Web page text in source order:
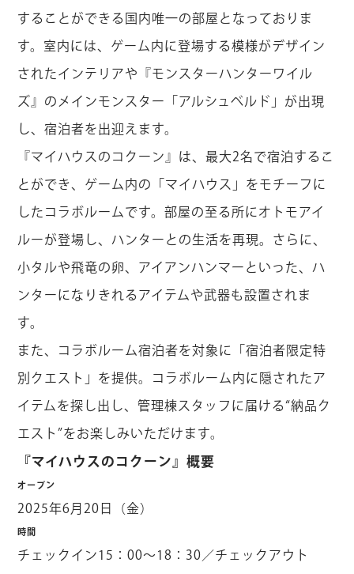
することができる国内唯一の部屋となっておりま
す。室内には、ゲーム内に登場する模様がデザイン
されたインテリアや『モンスターハンターワイル
ズ』のメインモンスター「アルシュベルド」が出現
し、宿泊者を出迎えます。
『マイハウスのコクーン』は、最大2名で宿泊するこ
とができ、ゲーム内の「マイハウス」をモチーフに
したコラボルームです。部屋の至る所にオトモアイ
ルーが登場し、ハンターとの生活を再現。さらに、
小タルや飛竜の卵、アイアンハンマーといった、ハ
ンターになりきれるアイテムや武器も設置されま
す。
また、コラボルーム宿泊者を対象に「宿泊者限定特
別クエスト」を提供。コラボルーム内に隠されたア
イテムを探し出し、管理棟スタッフに届ける“納品ク
エスト”をお楽しみいただけます。
『マイハウスのコクーン』概要
オープン
2025年6月20日（金）
時間
チェックイン15：00～18：30／チェックアウト